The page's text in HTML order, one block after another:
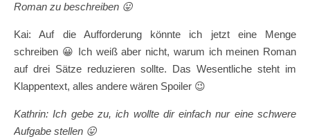
Roman zu beschreiben 😛
Kai: Auf die Aufforderung könnte ich jetzt eine Menge
schreiben 😀 Ich weiß aber nicht, warum ich meinen Roman
auf drei Sätze reduzieren sollte. Das Wesentliche steht im
Klappentext, alles andere wären Spoiler 😉
Kathrin: Ich gebe zu, ich wollte dir einfach nur eine schwere
Aufgabe stellen 😛